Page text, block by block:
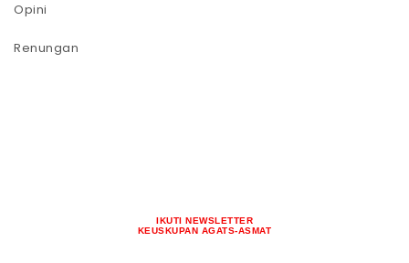
Opini
Renungan
IKUTI NEWSLETTER
KEUSKUPAN AGATS-ASMAT